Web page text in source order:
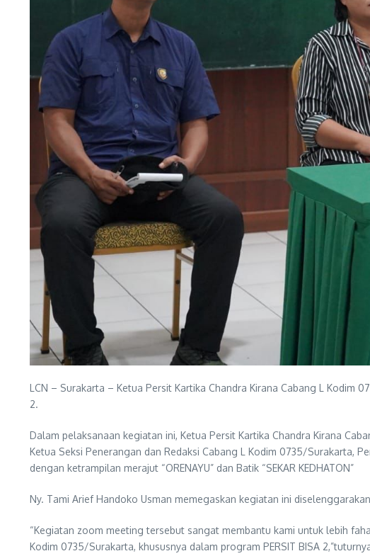
LCN – Surakarta – Ketua Persit Kartika Chandra Kirana Cabang L Kodim
2.
Dalam pelaksanaan kegiatan ini, Ketua Persit Kartika Chandra Kirana
Ketua Seksi Penerangan dan Redaksi Cabang L Kodim 0735/Surakarta,
dengan ketrampilan merajut “ORENAYU” dan Batik “SEKAR KEDHATON”
Ny. Tami Arief Handoko Usman memegaskan kegiatan ini
“Kegiatan zoom meeting tersebut sangat membantu kami untuk lebih
Kodim 0735/Surakarta, khususnya dalam program PERSIT BISA